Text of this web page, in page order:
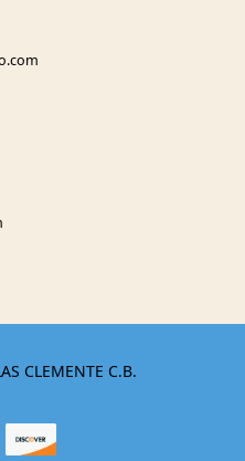
CLEMENTE C.B.